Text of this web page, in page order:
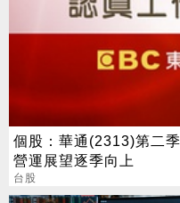
個股：華通(2313)第二
營運展望逐季向上
台股